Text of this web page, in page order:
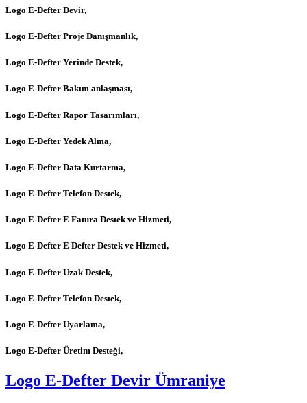
Logo E-Defter Devir,
Logo E-Defter Proje Danışmanlık,
Logo E-Defter Yerinde Destek,
Logo E-Defter Bakım anlaşması,
Logo E-Defter Rapor Tasarımları,
Logo E-Defter Yedek Alma,
Logo E-Defter Data Kurtarma,
Logo E-Defter Telefon Destek,
Logo E-Defter E Fatura Destek ve Hizmeti,
Logo E-Defter E Defter Destek ve Hizmeti,
Logo E-Defter Uzak Destek,
Logo E-Defter Telefon Destek,
Logo E-Defter Uyarlama,
Logo E-Defter Üretim Desteği,
Logo E-Defter Devir Ümraniye